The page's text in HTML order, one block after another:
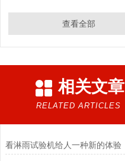
查看全部
相关文章
RELATED ARTICLES
看淋雨试验机给人一种新的体验